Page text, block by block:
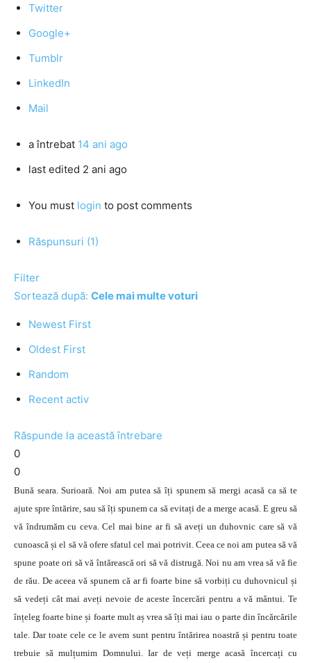
Twitter
Google+
Tumblr
LinkedIn
Mail
a întrebat 14 ani ago
last edited 2 ani ago
You must login to post comments
Răspunsuri (1)
Filter
Sortează după: Cele mai multe voturi
Newest First
Oldest First
Random
Recent activ
Răspunde la această întrebare
0
0
Bună seara. Surioară. Noi am putea să îți spunem să mergi acasă ca să te
ajute spre întărire, sau să îți spunem ca să evitați de a merge acasă. E greu să
vă îndrumăm cu ceva. Cel mai bine ar fi să aveți un duhovnic care să vă
cunoască și el să vă ofere sfatul cel mai potrivit. Ceea ce noi am putea să vă
spune poate ori să vă întărească ori să vă distrugă. Noi nu am vrea să vă fie
de rău. De aceea vă spunem că ar fi foarte bine să vorbiți cu duhovnicul și
să vedeți cât mai aveți nevoie de aceste încercări pentru a vă mântui. Te
înțeleg foarte bine și foarte mult aș vrea să îți mai iau o parte din încărcările
tale. Dar toate cele ce le avem sunt pentru întărirea noastră și pentru toate
trebuie să mulțumim Domnului. Iar de veți merge acasă încercați cu